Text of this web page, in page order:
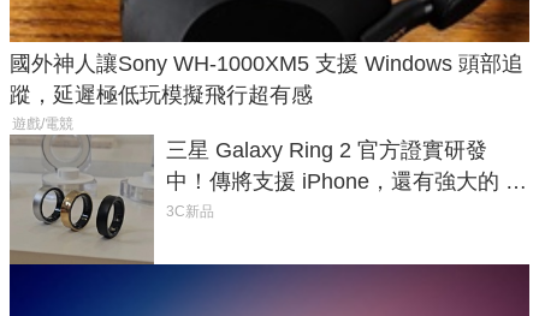
國外神人讓Sony WH-1000XM5 支援 Windows 頭部追
蹤，延遲極低玩模擬飛行超有感
遊戲/電競
三星 Galaxy Ring 2 官方證實研發
中！傳將支援 iPhone，還有強大的 AI
與智慧家電連動功能
3C新品